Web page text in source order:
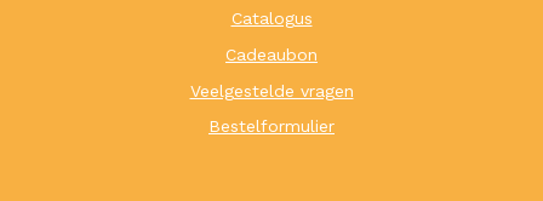
Catalogus
Cadeaubon
Veelgestelde vragen
Bestelformulier